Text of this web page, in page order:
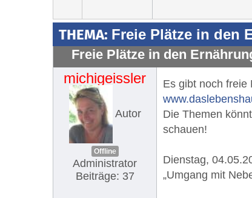
THEMA: Freie Plätze in den
Freie Plätze in den
michigeissler
Autor
Offline
Administrator
Beiträge: 37
Es gibt noch freie
Die Themen
schauen!
Dienstag,
„Umgang mit